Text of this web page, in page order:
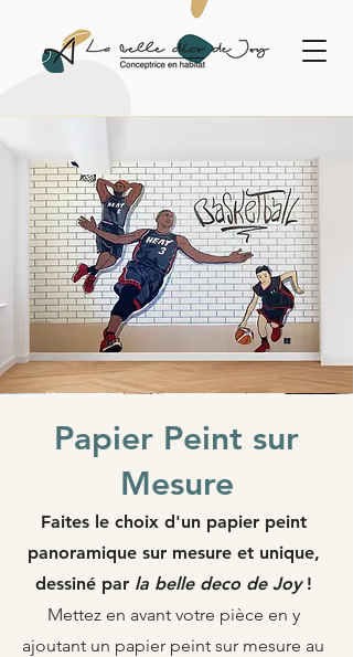
Papier Peint sur
Mesure
Faites le choix d'un papier peint
panoramique sur mesure et unique,
dessiné par la belle deco de Joy!
Mettez en avant votre pièce en y
ajoutant un papier peint sur mesure au